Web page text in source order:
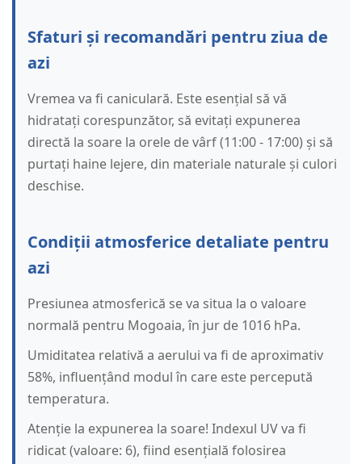
Sfaturi și recomandări pentru ziua de
azi
Vremea va fi caniculară. Este esențial să vă
hidratați corespunzător, să evitați expunerea
directă la soare la orele de vârf (11:00 - 17:00) și să
purtați haine lejere, din materiale naturale și culori
deschise.
Condiții atmosferice detaliate pentru
azi
Presiunea atmosferică se va situa la o valoare
normală pentru Mogoaia, în jur de 1016 hPa.
Umiditatea relativă a aerului va fi de aproximativ
58%, influențând modul în care este percepută
temperatura.
Atenție la expunerea la soare! Indexul UV va fi
ridicat (valoare: 6), fiind esențială folosirea